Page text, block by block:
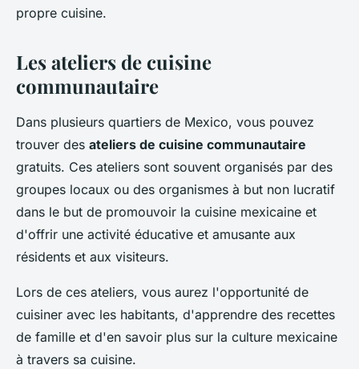
propre cuisine.
Les ateliers de cuisine
communautaire
Dans plusieurs quartiers de Mexico, vous pouvez
trouver des ateliers de cuisine communautaire
gratuits. Ces ateliers sont souvent organisés par des
groupes locaux ou des organismes à but non lucratif
dans le but de promouvoir la cuisine mexicaine et
d'offrir une activité éducative et amusante aux
résidents et aux visiteurs.
Lors de ces ateliers, vous aurez l'opportunité de
cuisiner avec les habitants, d'apprendre des recettes
de famille et d'en savoir plus sur la culture mexicaine
à travers sa cuisine.